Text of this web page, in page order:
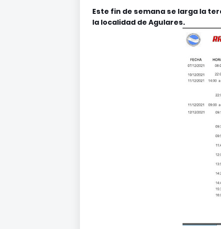
Este fin de semana se larga la
la localidad de Agulares.